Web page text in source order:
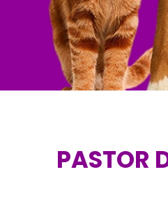
PASTOR